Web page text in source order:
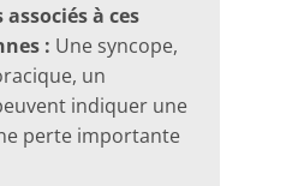
à ces
: Une syncope,
un
indiquer une
perte importante